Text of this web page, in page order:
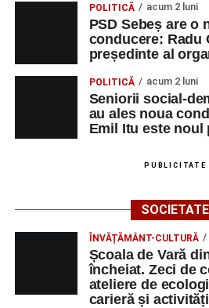
POLITICĂ acum 2 luni
PSD Sebeș are o
conducere: Radu
președinte al
POLITICĂ acum 2 luni
Seniorii social-
au ales noua
Emil Itu este noul
PUBLICITATE
SOCIETATE
ÎNVĂȚĂMÂNT-CULTURĂ
Școala de Vară
încheiat. Zeci de
ateliere de
carieră și